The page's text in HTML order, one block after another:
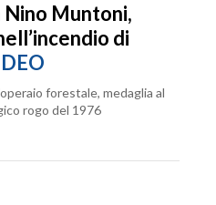
Muntoni,
di
forestale, medaglia al
rogo del 1976